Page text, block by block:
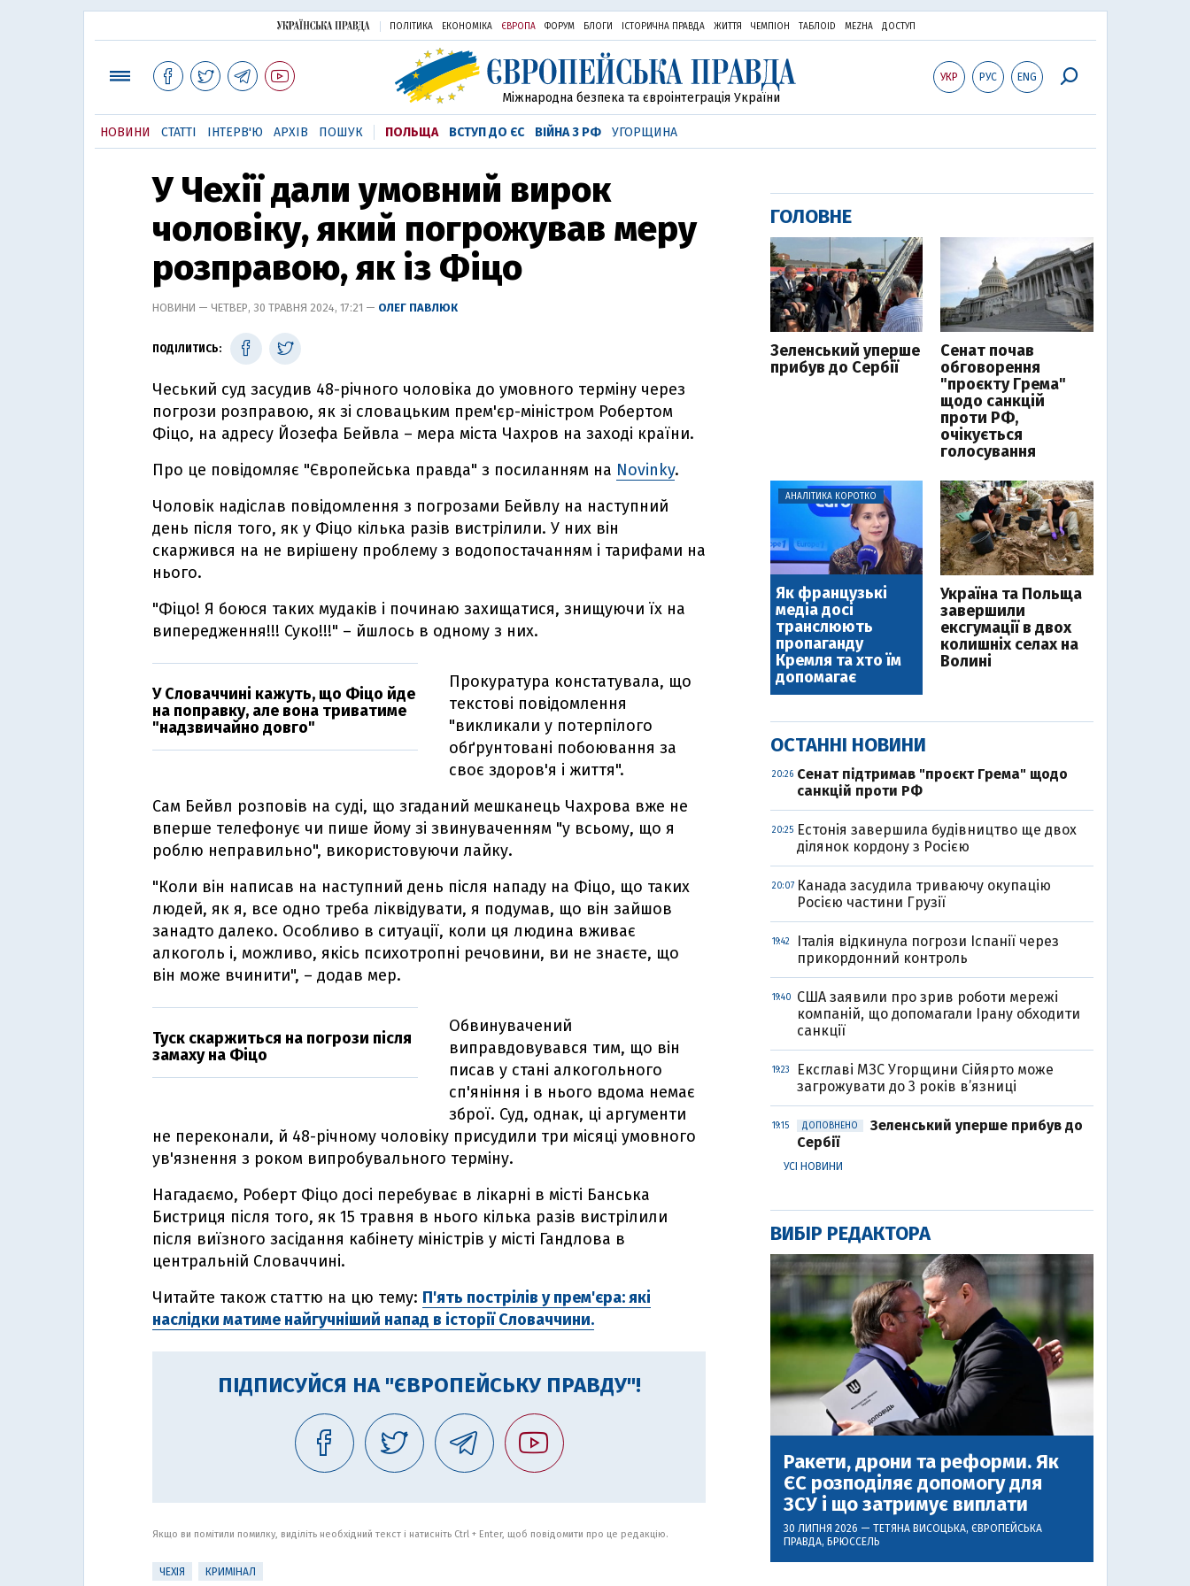
ПОЛІТИКА ЕКОНОМІКА ЄВРОПА ФОРУМ БЛОГИ ІСТОРИЧНА ПРАВДА ЖИТТЯ ЧЕМПІОН ТАБЛОID MEZHA ДОСТУП
УКР РУС ENG
Міжнародна безпека та євроінтеграція України
НОВИНИ СТАТТІ ІНТЕРВ'Ю АРХІВ ПОШУК ПОЛЬЩА ВСТУП ДО ЄС ВІЙНА З РФ УГОРЩИНА
У Чехії дали умовний вирок
чоловіку, який погрожував меру
розправою, як із Фіцо
НОВИНИ — ЧЕТВЕР, 30 ТРАВНЯ 2024, 17:21 — ОЛЕГ ПАВЛЮК
ПОДІЛИТИСЬ:
Чеський суд засудив 48-річного чоловіка до умовного терміну через
погрози розправою, як зі словацьким прем'єр-міністром Робертом
Фіцо, на адресу Йозефа Бейвла – мера міста Чахров на заході країни.
Про це повідомляє "Європейська правда" з посиланням на Novinky.
Чоловік надіслав повідомлення з погрозами Бейвлу на наступний
день після того, як у Фіцо кілька разів вистрілили. У них він
скаржився на не вирішену проблему з водопостачанням і тарифами на
нього.
"Фіцо! Я боюся таких мудаків і починаю захищатися, знищуючи їх на
випередження!!! Суко!!!" – йшлось в одному з них.
У Словаччині кажуть, що Фіцо йде
на поправку, але вона триватиме
"надзвичайно довго"
Прокуратура констатувала, що
текстові повідомлення
"викликали у потерпілого
обґрунтовані побоювання за
своє здоров'я і життя".
Сам Бейвл розповів на суді, що згаданий мешканець Чахрова вже не
вперше телефонує чи пише йому зі звинуваченням "у всьому, що я
роблю неправильно", використовуючи лайку.
"Коли він написав на наступний день після нападу на Фіцо, що таких
людей, як я, все одно треба ліквідувати, я подумав, що він зайшов
занадто далеко. Особливо в ситуації, коли ця людина вживає
алкоголь і, можливо, якісь психотропні речовини, ви не знаєте, що
він може вчинити", – додав мер.
Туск скаржиться на погрози після
замаху на Фіцо
Обвинувачений
виправдовувався тим, що він
писав у стані алкогольного
сп'яніння і в нього вдома немає
зброї. Суд, однак, ці аргументи
не переконали, й 48-річному чоловіку присудили три місяці умовного
ув'язнення з роком випробувального терміну.
Нагадаємо, Роберт Фіцо досі перебуває в лікарні в місті Банська
Бистриця після того, як 15 травня в нього кілька разів вистрілили
після виїзного засідання кабінету міністрів у місті Гандлова в
центральній Словаччині.
Читайте також статтю на цю тему: П'ять пострілів у прем'єра: які
наслідки матиме найгучніший напад в історії Словаччини.
ПІДПИСУЙСЯ НА "ЄВРОПЕЙСЬКУ ПРАВДУ"!
Якщо ви помітили помилку, виділіть необхідний текст і натисніть Ctrl + Enter, щоб повідомити про це редакцію.
ЧЕХІЯ КРИМІНАЛ
ГОЛОВНЕ
Зеленський уперше
прибув до Сербії
Сенат почав
обговорення
"проєкту Грема"
щодо санкцій
проти РФ,
очікується
голосування
АНАЛІТИКА КОРОТКО
Як французькі
медіа досі
транслюють
пропаганду
Кремля та хто їм
допомагає
Україна та Польща
завершили
ексгумації в двох
колишніх селах на
Волині
ОСТАННІ НОВИНИ
20:26 Cенат підтримав "проєкт Грема" щодо
санкцій проти РФ
20:25
Естонія завершила будівництво ще двох
ділянок кордону з Росією
20:07 Канада засудила триваючу окупацію
Росією частини Грузії
19:42
Італія відкинула погрози Іспанії через
прикордонний контроль
19:40
США заявили про зрив роботи мережі
компаній, що допомагали Ірану обходити
санкції
19:23
Ексглаві МЗС Угорщини Сійярто може
загрожувати до 3 років в’язниці
19:15 ДОПОВНЕНО
Зеленський уперше прибув до
Сербії
УСІ НОВИНИ
ВИБІР РЕДАКТОРА
Ракети, дрони та реформи. Як
ЄС розподіляє допомогу для
ЗСУ і що затримує виплати
30 ЛИПНЯ 2026 — ТЕТЯНА ВИСОЦЬКА, ЄВРОПЕЙСЬКА
ПРАВДА, БРЮССЕЛЬ